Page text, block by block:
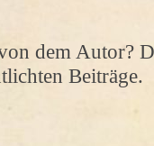
dem Autor?
Beiträge.